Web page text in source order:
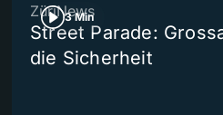
3 Min
ZüriNews
Street Parade:
die Sicherheit